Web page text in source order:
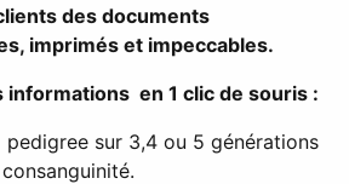
des documents
imprimés et impeccables.
informations en 1 clic de souris :
sur 3,4 ou 5 générations